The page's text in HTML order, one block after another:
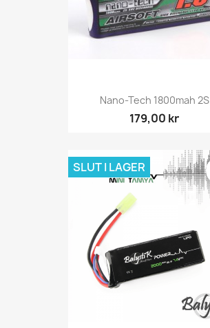
Nano-Tech 1800mah 2S
179,00 kr
SLUT I LAGER